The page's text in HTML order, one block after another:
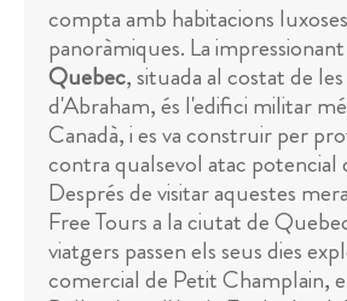
compta amb habitacions
panoràmiques. La impressionant
Quebec, situada al costat de
d'Abraham, és l'edifici militar
Canadà, i es va construir per
contra qualsevol atac potencial
Després de visitar aquestes
Free Tours a la ciutat de
viatgers passen els seus dies
comercial de Petit Champlain,